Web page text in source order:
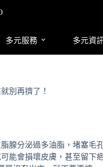
多元服務 多元資
別再擠了！
腺分泌過多油脂，堵塞毛
能會損壞皮膚，甚至留下